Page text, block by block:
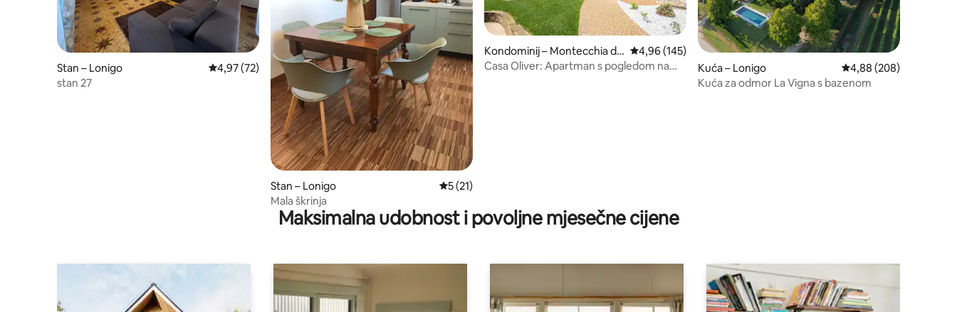
Stan – Lonigo Prosječna ocjena: 4,97/5, recenzija: 72
4,97 (72)
stan 27
Stan – Lonigo Prosječna ocjena: 5/5, recenzija: 21
5 (21)
Mala škrinja
Kondominij – Montecchia di
Crosara
Prosječna ocjena: 4,96/5, recenzija: 145
4,96 (145)
Casa Oliver: Apartman s pogledom na
Kuća – Lonigo Prosječna ocjena:
4,88 (208)
Kuća za odmor La Vigna s bazenom
Maksimalna udobnost i povoljne mjesečne cijene